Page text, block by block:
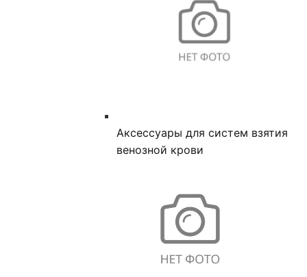
Аксессуары для систем взятия
венозной крови